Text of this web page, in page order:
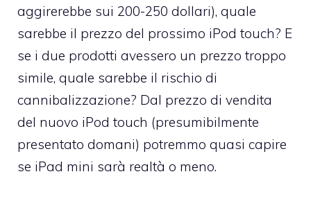
aggirerebbe sui 200-250 dollari), quale
sarebbe il prezzo del prossimo iPod touch? E
se i due prodotti avessero un prezzo troppo
simile, quale sarebbe il rischio di
cannibalizzazione? Dal prezzo di vendita
del nuovo iPod touch (presumibilmente
presentato domani) potremmo quasi capire
se iPad mini sarà realtà o meno.